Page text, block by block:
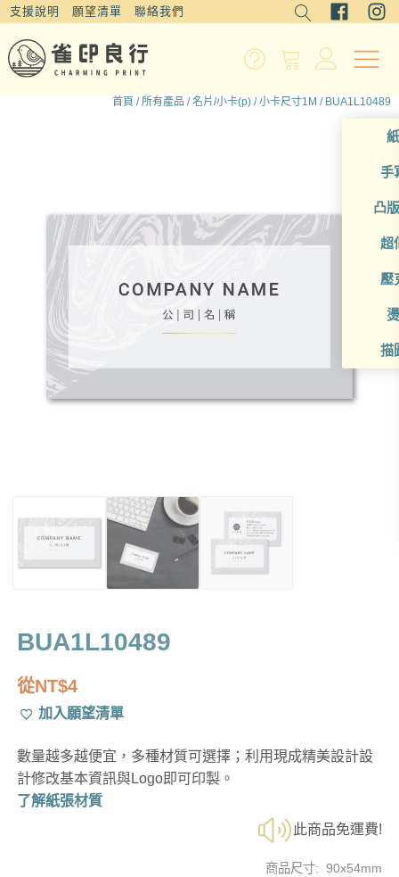
支援說明 願望清單 聯絡我們
手
凸
超
壓
描
首頁 /所有產品 /名片/小卡(p) /小卡尺寸1M / BUA1L10489
BUA1L10489
從NT$4
加入願望清單
數量越多越便宜，多種材質可選擇；利用現成精美設計設
計修改基本資訊與Logo即可印製。
了解紙張材質
此商品免運費!
商品尺寸: 90x54mm